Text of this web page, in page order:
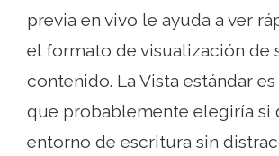
previa en vivo le ayuda a ver
el formato de visualización de
contenido. La Vista estándar
que probablemente elegiría si
entorno de escritura sin